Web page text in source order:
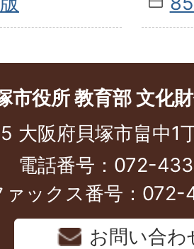
市役所 教育部 文化
大阪府貝塚市畠中1
電話番号：072-
ァックス番号：
お問い合わ